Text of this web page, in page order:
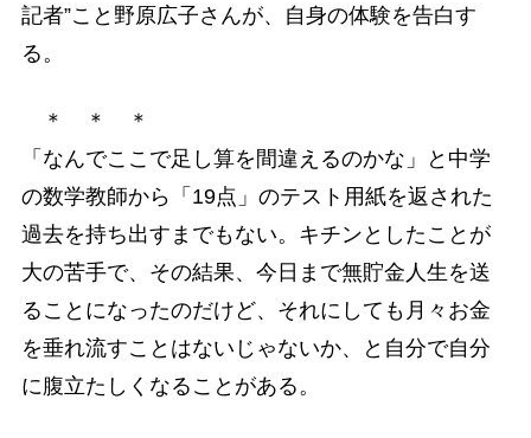
記者”こと野原広子さんが、自身の体験を告白す
る。
＊ ＊ ＊
「なんでここで足し算を間違えるのかな」と中学
の数学教師から「19点」のテスト用紙を返された
過去を持ち出すまでもない。キチンとしたことが
大の苦手で、その結果、今日まで無貯金人生を送
ることになったのだけど、それにしても月々お金
を垂れ流すことはないじゃないか、と自分で自分
に腹立たしくなることがある。